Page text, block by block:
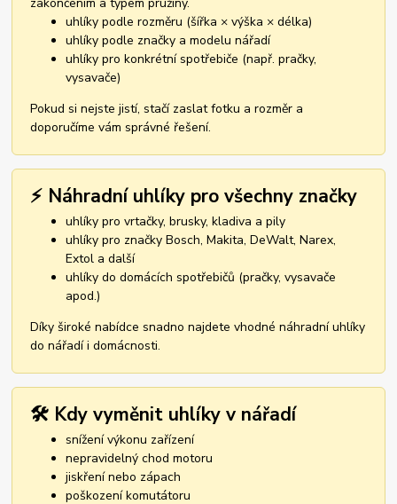
uhlíky podle rozměru (šířka × výška × délka)
uhlíky podle značky a modelu nářadí
uhlíky pro konkrétní spotřebiče (např. pračky,
vysavače)
Pokud si nejste jistí, stačí zaslat fotku a rozměr a
doporučíme vám správné řešení.
⚡ Náhradní uhlíky pro všechny značky
uhlíky pro vrtačky, brusky, kladiva a pily
uhlíky pro značky Bosch, Makita, DeWalt, Narex,
Extol a další
uhlíky do domácích spotřebičů (pračky, vysavače
apod.)
Díky široké nabídce snadno najdete vhodné náhradní uhlíky
do nářadí i domácnosti.
🛠️ Kdy vyměnit uhlíky v nářadí
snížení výkonu zařízení
nepravidelný chod motoru
jiskření nebo zápach
poškození komutátoru